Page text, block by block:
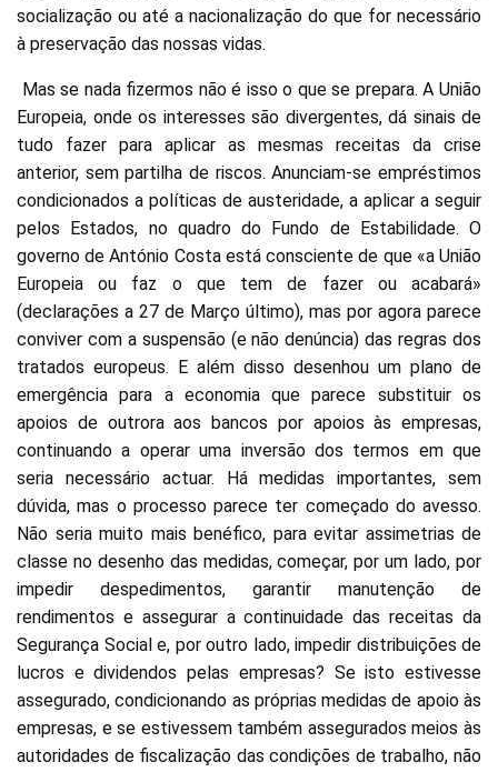
socialização ou até a nacionalização do que for necessário
à preservação das nossas vidas.
Mas se nada fizermos não é isso o que se prepara. A União
Europeia, onde os interesses são divergentes, dá sinais de
tudo fazer para aplicar as mesmas receitas da crise
anterior, sem partilha de riscos. Anunciam-se empréstimos
condicionados a políticas de austeridade, a aplicar a seguir
pelos Estados, no quadro do Fundo de Estabilidade. O
governo de António Costa está consciente de que «a União
Europeia ou faz o que tem de fazer ou acabará»
(declarações a 27 de Março último), mas por agora parece
conviver com a suspensão (e não denúncia) das regras dos
tratados europeus. E além disso desenhou um plano de
emergência para a economia que parece substituir os
apoios de outrora aos bancos por apoios às empresas,
continuando a operar uma inversão dos termos em que
seria necessário actuar. Há medidas importantes, sem
dúvida, mas o processo parece ter começado do avesso.
Não seria muito mais benéfico, para evitar assimetrias de
classe no desenho das medidas, começar, por um lado, por
impedir despedimentos, garantir manutenção de
rendimentos e assegurar a continuidade das receitas da
Segurança Social e, por outro lado, impedir distribuições de
lucros e dividendos pelas empresas? Se isto estivesse
assegurado, condicionando as próprias medidas de apoio às
empresas, e se estivessem também assegurados meios às
autoridades de fiscalização das condições de trabalho, não